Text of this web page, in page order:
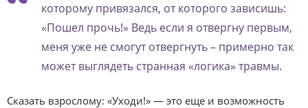
которому привязался, от которого зависишь:
«Пошел прочь!» Ведь если я отвергну первым,
меня уже не смогут отвергнуть – примерно так
может выглядеть странная «логика» травмы.
Сказать взрослому: «Уходи!» — это еще и возможность